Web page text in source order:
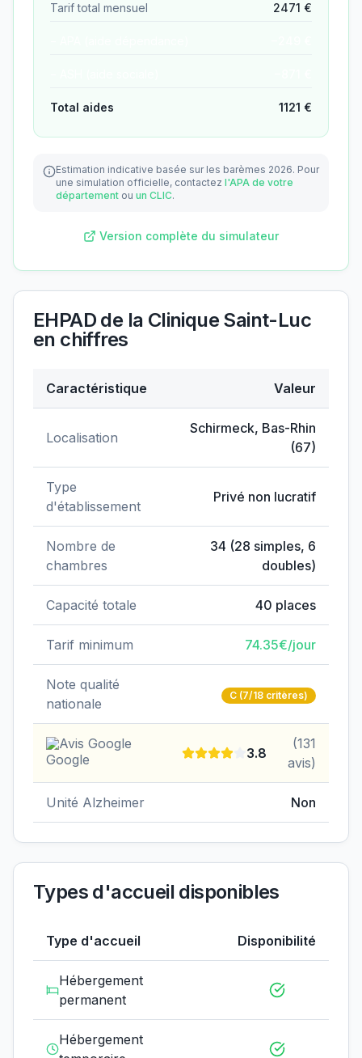
Tarif total mensuel 2471 €
Total aides 1121 €
Estimation indicative basée sur les barèmes 2026. Pour
une simulation officielle, contactez l'APA de votre
département ou un CLIC.
Version complète du simulateur
EHPAD de la Clinique Saint-Luc
en chiffres
Caractéristique Valeur
Localisation
Schirmeck, Bas-Rhin
(67)
Type
d'établissement
Privé non lucratif
Nombre de
chambres
34 (28 simples, 6
doubles)
Capacité totale 40 places
Tarif minimum 74.35€/jour
Note qualité
nationale
C (7/18 critères)
Avis Google
3.8
(131
avis)
Unité Alzheimer Non
Types d'accueil disponibles
Type d'accueil Disponibilité
Hébergement
permanent
Hébergement